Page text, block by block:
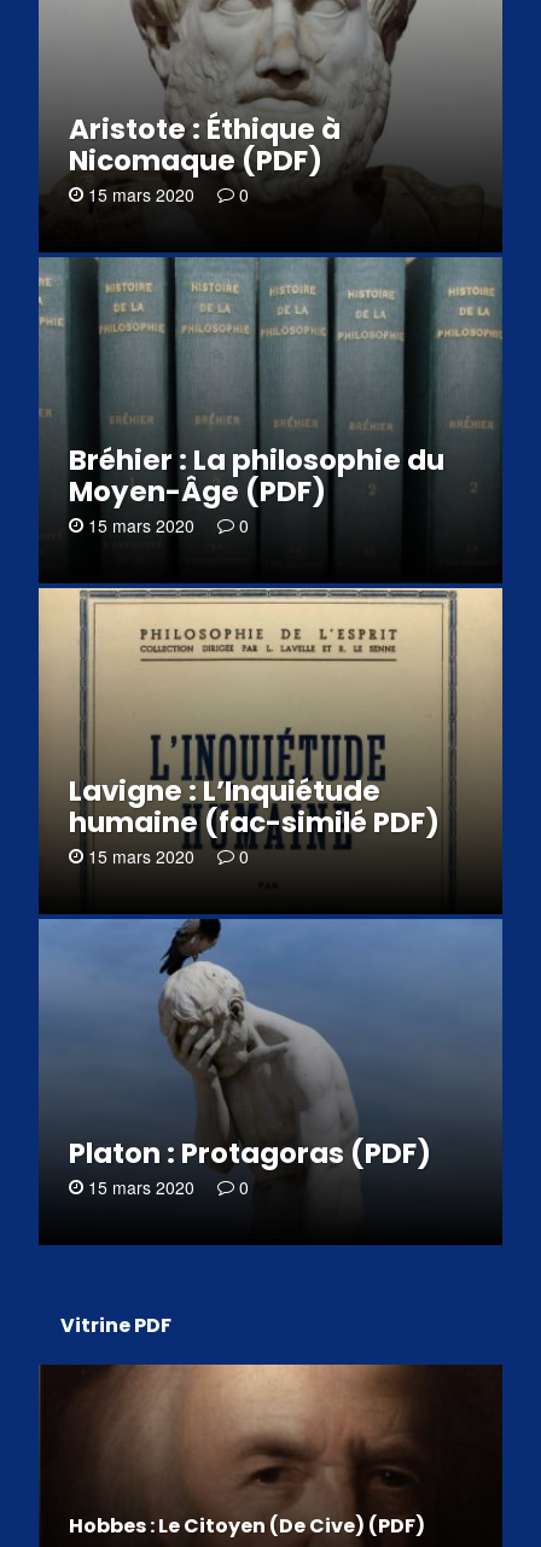
Aristote : Éthique à
Nicomaque (PDF)
15 mars 2020 0
Bréhier : La philosophie du
Moyen-Âge (PDF)
15 mars 2020 0
Lavigne : L’Inquiétude
humaine (fac-similé PDF)
15 mars 2020 0
Platon : Protagoras (PDF)
15 mars 2020 0
Vitrine PDF
Hobbes : Le Citoyen (De Cive) (PDF)